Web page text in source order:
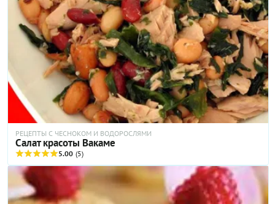
РЕЦЕПТЫ С ЧЕСНОКОМ И ВОДОРОСЛЯМИ
Салат красоты Вакаме
5.00 (5)